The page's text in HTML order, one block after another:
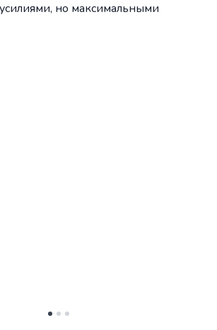
но максимальными